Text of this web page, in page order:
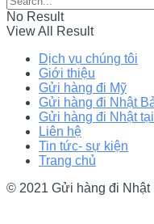
No Result
View All Result
Dịch vụ chúng tôi
Giới thiệu
Gửi hàng đi Mỹ
Gửi hàng đi Nhật
Gửi hàng đi Nhật
Liên hệ
Tin tức- sự kiện
Trang chủ
© 2021 Gửi hàng đi Nhật